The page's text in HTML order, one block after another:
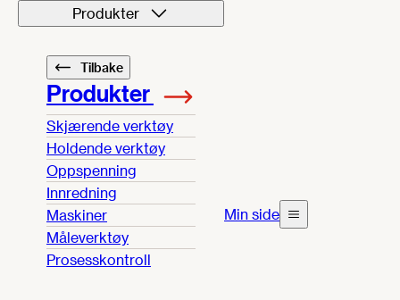
Produkter
Tilbake
Produkter
Skjærende verktøy
Holdende verktøy
Oppspenning
Innredning
Maskiner
Måleverktøy
Prosesskontroll
Min side